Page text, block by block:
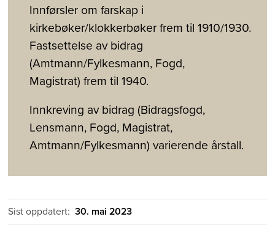
Innførsler om farskap i
kirkebøker/klokkerbøker frem til 1910/1930.
Fastsettelse av bidrag
(Amtmann/Fylkesmann, Fogd,
Magistrat) frem til 1940.
Innkreving av bidrag (Bidragsfogd,
Lensmann, Fogd, Magistrat,
Amtmann/Fylkesmann) varierende årstall.
Sist oppdatert: 30. mai 2023